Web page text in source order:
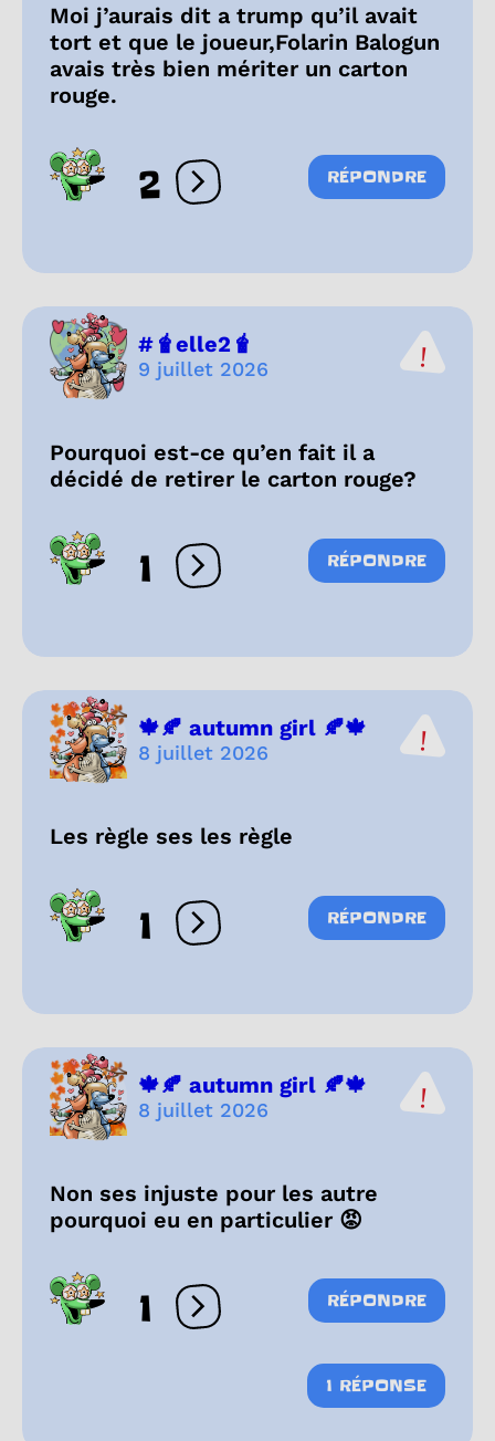
Moi j’aurais dit a trump qu’il avait
tort et que le joueur,Folarin Balogun
avais très bien mériter un carton
rouge.
2 Ouvrir les réactions
RÉPONDRE
#🧋elle2🧋
9 juillet 2026
Pourquoi est-ce qu’en fait il a
décidé de retirer le carton rouge?
1 Ouvrir les réactions
RÉPONDRE
🍁🍂 autumn girl 🍂🍁
8 juillet 2026
Les règle ses les règle
1 Ouvrir les réactions
RÉPONDRE
🍁🍂 autumn girl 🍂🍁
8 juillet 2026
Non ses injuste pour les autre
pourquoi eu en particulier 😡
1 Ouvrir les réactions
RÉPONDRE
1 RÉPONSE